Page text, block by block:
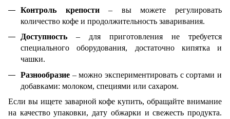
Контроль крепости– вы можете регулировать
количество кофе и продолжительность заваривания.
Доступность – для приготовления не требуется
специального оборудования, достаточно кипятка и
чашки.
Разнообразие – можно экспериментировать с сортами и
добавками: молоком, специями или сахаром.
Если вы ищете заварной кофе купить, обращайте внимание
на качество упаковки, дату обжарки и свежесть продукта.